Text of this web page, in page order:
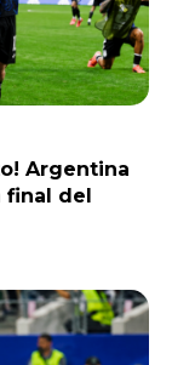
Argentina
del